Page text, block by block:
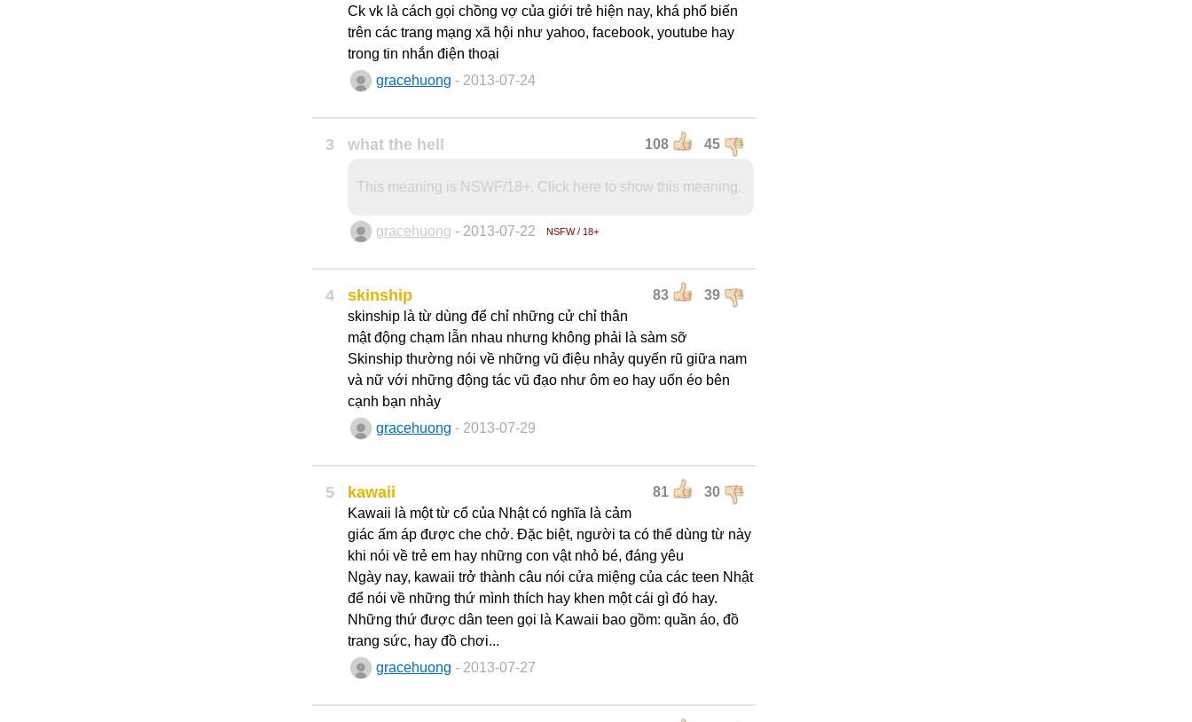
Ck vk là cách gọi chồng vợ của giới trẻ hiện nay, khá phổ biến
trên các trang mạng xã hội như yahoo, facebook, youtube hay
trong tin nhắn điện thoại
gracehuong - 2013-07-24
3 108 45
what the hell
This meaning is NSWF/18+. Click here to show this meaning.
gracehuong - 2013-07-22 NSFW / 18+
4 83 39
skinship
skinship là từ dùng để chỉ những cử chỉ thân
mật động chạm lẫn nhau nhưng không phải là sàm sỡ
Skinship thường nói về những vũ điệu nhảy quyến rũ giữa nam
và nữ với những động tác vũ đạo như ôm eo hay uốn éo bên
cạnh bạn nhảy
gracehuong - 2013-07-29
5 81 30
kawaii
Kawaii là một từ cổ của Nhật có nghĩa là cảm
giác ấm áp được che chở. Đặc biệt, người ta có thể dùng từ này
khi nói về trẻ em hay những con vật nhỏ bé, đáng yêu
Ngày nay, kawaii trở thành câu nói cửa miệng của các teen Nhật
để nói về những thứ mình thích hay khen một cái gì đó hay.
Những thứ được dân teen gọi là Kawaii bao gồm: quần áo, đồ
trang sức, hay đồ chơi...
gracehuong - 2013-07-27